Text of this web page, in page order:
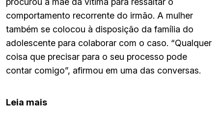
comportamento recorrente do irmão. A mulher
também se colocou à disposição da família do
adolescente para colaborar com o caso. “Qualquer
coisa que precisar para o seu processo pode
contar comigo”, afirmou em uma das conversas.
Leia mais